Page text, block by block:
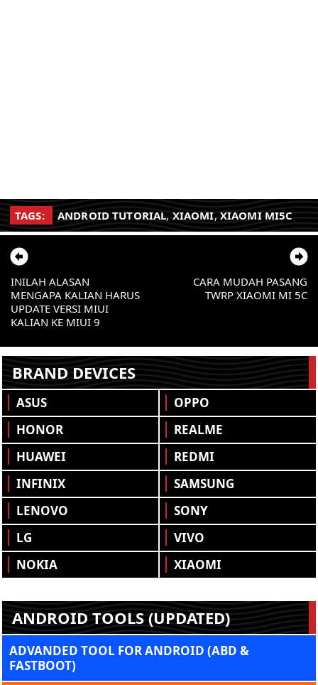
TAGS: ANDROID TUTORIAL, XIAOMI, XIAOMI MI5C
CARA MUDAH PASANG
TWRP XIAOMI MI 5C
INILAH ALASAN
MENGAPA KALIAN HARUS
UPDATE VERSI MIUI
KALIAN KE MIUI 9
BRAND DEVICES
ASUS
HONOR
HUAWEI
INFINIX
LENOVO
LG
NOKIA
OPPO
REALME
REDMI
SAMSUNG
SONY
VIVO
XIAOMI
ANDROID TOOLS (UPDATED)
ADVANDED TOOL FOR ANDROID (ABD &
FASTBOOT)